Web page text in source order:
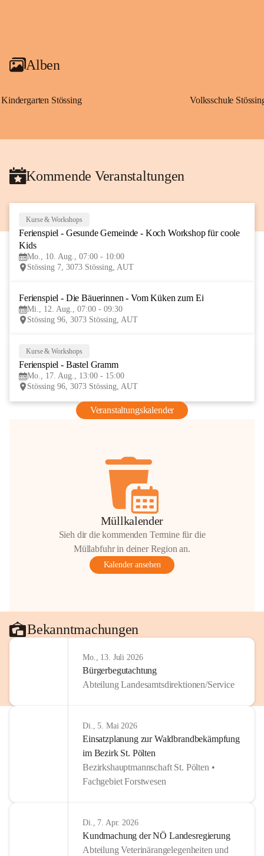
Alben
Kindergarten Stössing Volksschule
Kommende Veranstaltungen
AUG
Kurse & Workshops
Ferienspiel - Gesunde Gemeinde - Koch Workshop für coole
Kids
Mo., 10. Aug., 07:00 - 10:00
Stössing 7, 3073 Stössing, AUT
Ferienspiel - Die Bäuerinnen - Vom Küken zum Ei
Mi., 12. Aug., 07:00 - 09:30
Stössing 96, 3073 Stössing, AUT
Kurse & Workshops
Ferienspiel - Bastel Gramm
Mo., 17. Aug., 13:00 - 15:00
Stössing 96, 3073 Stössing, AUT
Veranstaltungskalender
Müllkalender
Sieh dir die kommenden Termine für die
Müllabfuhr in deiner Region an.
Kalender ansehen
Bekanntmachungen
Mo., 13. Juli 2026
Bürgerbegutachtung
Abteilung Landesamtsdirektionen/Service
Di., 5. Mai 2026
Einsatzplanung zur Waldbrandbekämpfung
im Bezirk St. Pölten
Bezirkshauptmannschaft St. Pölten •
Fachgebiet Forstwesen
Di., 7. Apr. 2026
Kundmachung der NÖ Landesregierung
Abteilung Veterinärangelegenheiten und